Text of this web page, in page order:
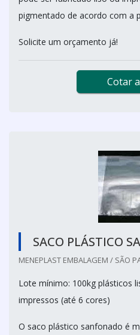
pigmentado de acordo com a
Solicite um orçamento já!
Cotar
SACO PLÁSTICO
MENEPLAST EMBALAGEM / SÃO
Lote mínimo: 100kg plásticos
impressos (até 6 cores)
O saco plástico sanfonado é